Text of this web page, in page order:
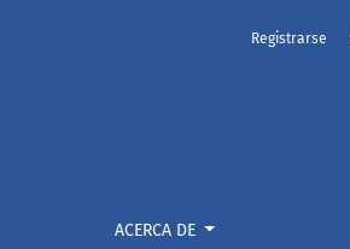
ACERCA DE
Registrarse